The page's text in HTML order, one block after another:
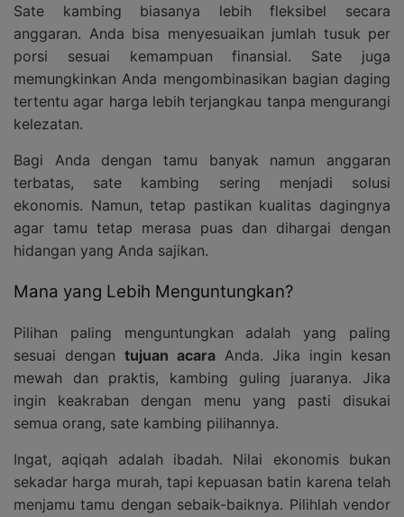
Sate kambing biasanya lebih fleksibel secara
anggaran. Anda bisa menyesuaikan jumlah tusuk per
porsi sesuai kemampuan finansial. Sate juga
memungkinkan Anda mengombinasikan bagian daging
tertentu agar harga lebih terjangkau tanpa mengurangi
kelezatan.
Bagi Anda dengan tamu banyak namun anggaran
terbatas, sate kambing sering menjadi solusi
ekonomis. Namun, tetap pastikan kualitas dagingnya
agar tamu tetap merasa puas dan dihargai dengan
hidangan yang Anda sajikan.
Mana yang Lebih Menguntungkan?
Pilihan paling menguntungkan adalah yang paling
sesuai dengan tujuan acara Anda. Jika ingin kesan
mewah dan praktis, kambing guling juaranya. Jika
ingin keakraban dengan menu yang pasti disukai
semua orang, sate kambing pilihannya.
Ingat, aqiqah adalah ibadah. Nilai ekonomis bukan
sekadar harga murah, tapi kepuasan batin karena telah
menjamu tamu dengan sebaik-baiknya. Pilihlah vendor